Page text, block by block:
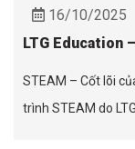
16/10/2025
LTG Education
STEAM – Cốt lõi
trình STEAM do